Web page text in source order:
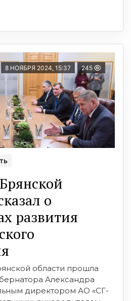
8 НОЯБРЯ 2024, 15:37 245
о
развития
области прошла
Александра
директором АО «СГ-